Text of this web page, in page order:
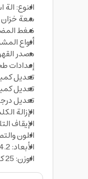
النوع:
سعة خزان
ضغط المضخة:
أنواع
مصدر
إعدادات طحن البن: 12 مستوى
تعديل كمية
تعديل
تعديل درجة
الإزالة
الإيقاف
اللون
الأبعاد: 24.2 × 46.6 × 34.5 سم
الوزن: 25 كجم